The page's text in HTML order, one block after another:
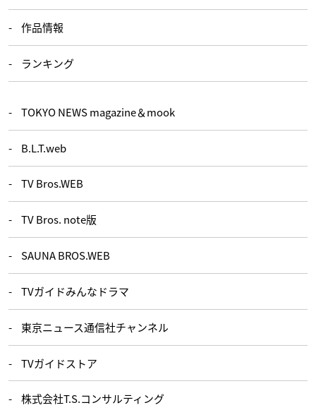
作品情報
ランキング
TOKYO NEWS magazine＆mook
B.L.T.web
TV Bros.WEB
TV Bros. note版
SAUNA BROS.WEB
TVガイドみんなドラマ
東京ニュース通信社チャンネル
TVガイドストア
株式会社T.S.コンサルティング